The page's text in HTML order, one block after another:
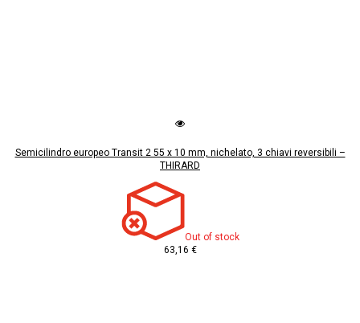
Semicilindro europeo Transit 2 55 x 10 mm, nichelato, 3 chiavi reversibili –
THIRARD
Out of stock
63,16 €